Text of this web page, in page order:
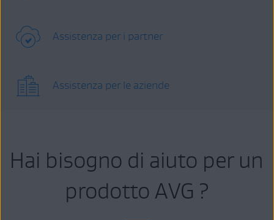
Assistenza per i partner
Assistenza per le aziende
Hai bisogno di aiuto per un
prodotto AVG ?